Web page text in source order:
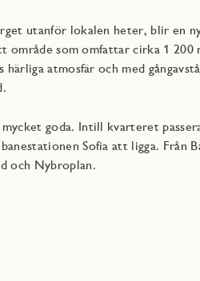
utanför lokalen heter, blir en
område som omfattar cirka 1
härliga atmosfär och med
goda. Intill kvarteret
Sofia att ligga. Från
och Nybroplan.